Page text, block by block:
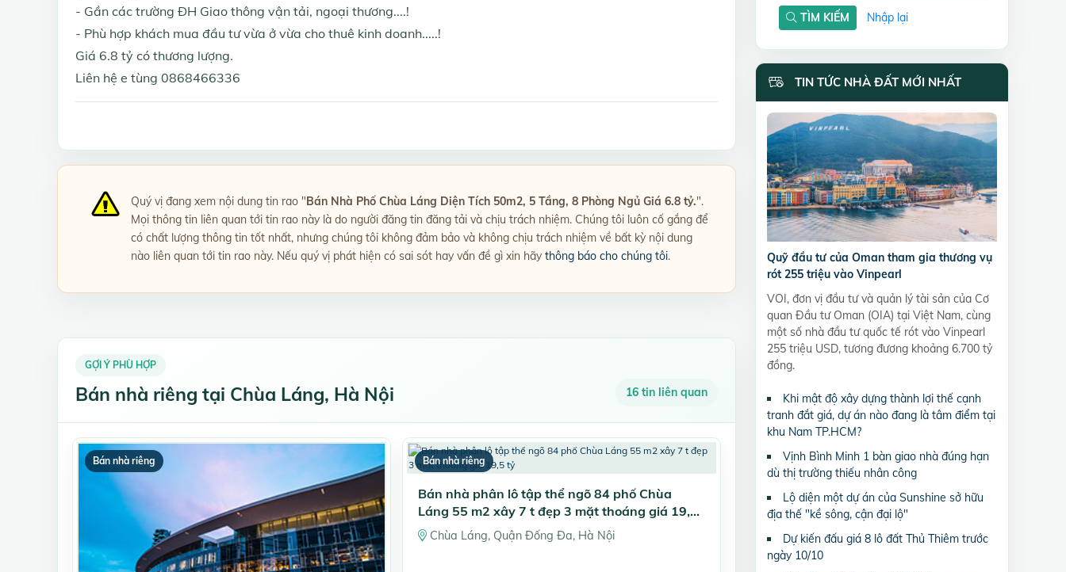
- Gần các trường ĐH Giao thông vận tải, ngoại thương....!
- Phù hợp khách mua đầu tư vừa ở vừa cho thuê kinh doanh.....!
Giá 6.8 tỷ có thương lượng.
Liên hệ e tùng 0868466336
Quý vị đang xem nội dung tin rao "Bán Nhà Phố Chùa Láng Diện Tích 50m2, 5 Tầng, 8 Phòng Ngủ Giá 6.8 tỷ.".
Mọi thông tin liên quan tới tin rao này là do người đăng tin đăng tải và chịu trách nhiệm. Chúng tôi luôn cố gắng để
có chất lượng thông tin tốt nhất, nhưng chúng tôi không đảm bảo và không chịu trách nhiệm về bất kỳ nội dung
nào liên quan tới tin rao này. Nếu quý vị phát hiện có sai sót hay vấn đề gì xin hãy thông báo cho chúng tôi.
GỢI Ý PHÙ HỢP
Bán nhà riêng tại Chùa Láng, Hà Nội 16 tin liên quan
Bán nhà riêng Bán nhà riêng
Bán nhà phân lô tập thể ngõ 84 phố Chùa
Láng 55 m2 xây 7 t đẹp 3 mặt thoáng giá 19,5
tỷ Chùa Láng, Quận Đống Đa, Hà Nội
TÌM KIẾM Nhập lại
TIN TỨC NHÀ ĐẤT MỚI NHẤT
Quỹ đầu tư của Oman tham gia thương vụ
rót 255 triệu vào Vinpearl
VOI, đơn vị đầu tư và quản lý tài sản của Cơ
quan Đầu tư Oman (OIA) tại Việt Nam, cùng
một số nhà đầu tư quốc tế rót vào Vinpearl
255 triệu USD, tương đương khoảng 6.700 tỷ
đồng.
Khi mật độ xây dựng thành lợi thế cạnh
tranh đắt giá, dự án nào đang là tâm điểm tại
khu Nam TP.HCM?
Vịnh Bình Minh 1 bàn giao nhà đúng hạn
dù thị trường thiếu nhân công
Lộ diện một dự án của Sunshine sở hữu
địa thế "kề sông, cận đại lộ"
Dự kiến đấu giá 8 lô đất Thủ Thiêm trước
ngày 10/10